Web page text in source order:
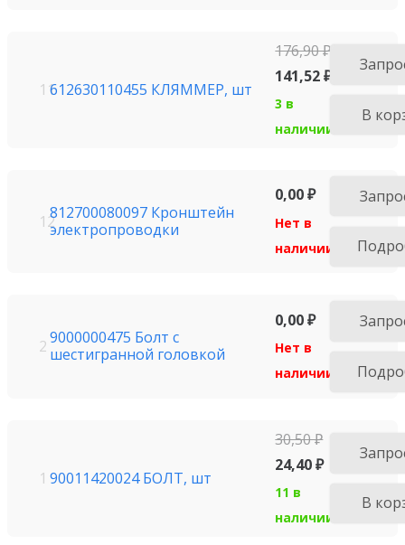
11612630110455 КЛЯММЕР, шт
176,90₽
141,52₽
3 в
наличии
В
12812700080097 Кронштейн
электропроводки
0,00₽
Нет в
наличии
29000000475 Болт с
шестигранной головкой
0,00₽
Нет в
наличии
1 90011420024 БОЛТ, шт
30,50₽
24,40₽
11 в
наличии
В